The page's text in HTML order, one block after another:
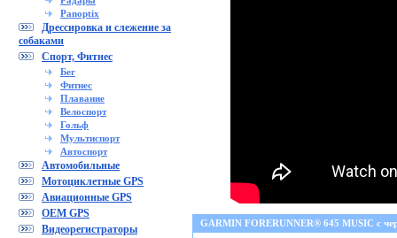
Panoptix
Дрессировка и слежение за
собаками
Спорт, Фитнес
Бег
Фитнес
Плавание
Велоспорт
Гольф
Мультиспорт
Автоспорт
Автомобильные
Мотоциклетные GPS
Авиационные GPS
OEM GPS
Видеорегистраторы
GARMIN FORERUNNER® 645 MUSIC с